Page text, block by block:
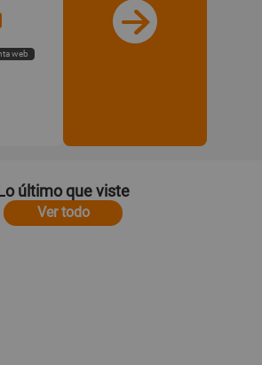
web
último que viste
Ver todo